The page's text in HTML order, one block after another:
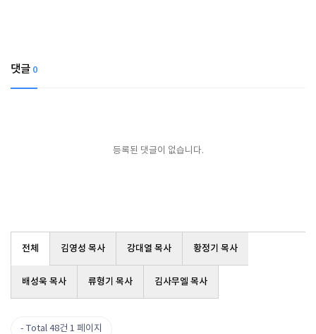
댓글 0
등록된 댓글이 없습니다.
전체 김영성 목사 강대열 목사 황정기 목사
배성욱 목사 류형기 목사 김사무엘 목사
Total 48건 1 페이지